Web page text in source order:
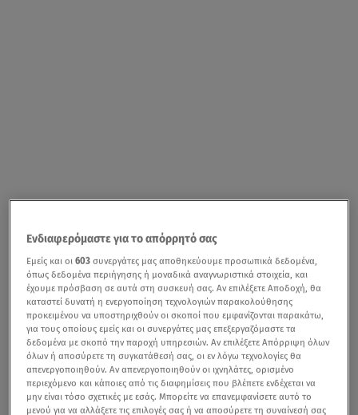
Ενδιαφερόμαστε για το απόρρητό σας
Εμείς και οι603 συνεργάτες μας αποθηκεύουμε προσωπικά δεδομένα,
όπως δεδομένα περιήγησης ή μοναδικά αναγνωριστικά στοιχεία, και
έχουμε πρόσβαση σε αυτά στη συσκευή σας. Αν επιλέξετε Αποδοχή, θα
καταστεί δυνατή η ενεργοποίηση τεχνολογιών παρακολούθησης
προκειμένου να υποστηριχθούν οι σκοποί που εμφανίζονται παρακάτω,
για τους οποίους εμείς και οι συνεργάτες μας επεξεργαζόμαστε τα
δεδομένα με σκοπό την παροχή υπηρεσιών. Αν επιλέξετε Απόρριψη όλων
όλων ή αποσύρετε τη συγκατάθεσή σας, οι εν λόγω τεχνολογίες θα
απενεργοποιηθούν. Αν απενεργοποιηθούν οι ιχνηλάτες, ορισμένο
περιεχόμενο και κάποιες από τις διαφημίσεις που βλέπετε ενδέχεται να
μην είναι τόσο σχετικές με εσάς. Μπορείτε να επανεμφανίσετε αυτό το
μενού για να αλλάξετε τις επιλογές σας ή να αποσύρετε τη συναίνεσή σας